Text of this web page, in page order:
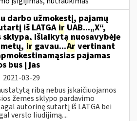
darbo užmokestį, pajamų
iš LATGAir UAB...„X“,
sklypą, išlaikytą nuosavybėje
ir gavau...Ar vertinant
pajamas
bus į jas
2021-03-29
ribą nebus įskaičiuojamos
žemės sklypo pardavimo
autorinę sutartį iš LATGA bei
verslo liudijimą....